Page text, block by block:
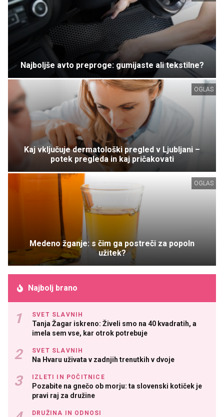
Najboljše avto preproge: gumijaste ali tekstilne?
OGLAS
Kaj vključuje dermatološki pregled v Ljubljani –
potek pregleda in kaj pričakovati
OGLAS
Medeno žganje: s čim ga postreči za popoln
užitek?
Najbolj brano
SVET SLAVNIH
Tanja Žagar iskreno: Živeli smo na 40 kvadratih, a
imela sem vse, kar otrok potrebuje
SVET SLAVNIH
Na Hvaru uživata v zadnjih trenutkih v dvoje
IZLETI IN POČITNICE
Pozabite na gnečo ob morju: ta slovenski kotiček je
pravi raj za družine
DRUŽINA IN ODNOSI